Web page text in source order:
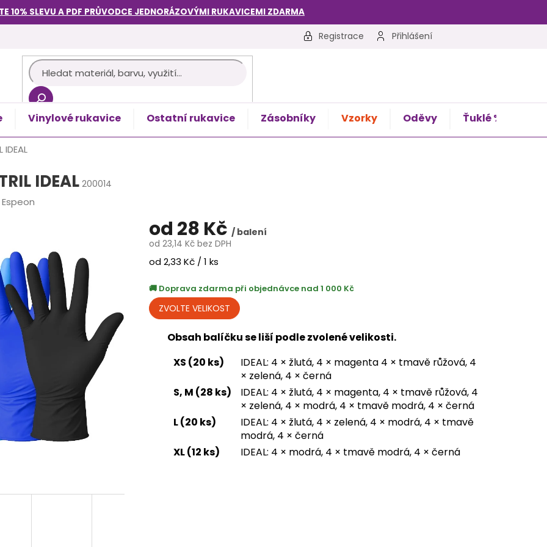
10% SLEVU A PDF PRŮVODCE JEDNORÁZOVÝMI RUKAVICEMI ZDARMA
Registrace Přihlášení
Vinylové rukavice Ostatní rukavice Zásobníky Vzorky Oděvy Ťuklé %
IDEAL 200014
Espeon
od 28 Kč / balení
od 23,14 Kč bez DPH
Měrná
od 2,33 Kč / 1 ks
Doprava zdarma při objednávce nad 1 000 Kč
Obsah balíčku se liší podle zvolené velikosti.
XS (20 ks)
IDEAL: 4 × žlutá, 4 × magenta 4 × tmavě růžová, 4
× zelená, 4 × černá
S, M (28 ks)
IDEAL: 4 × žlutá, 4 × magenta, 4 × tmavě růžová, 4
× zelená, 4 × modrá, 4 × tmavě modrá, 4 × černá
L (20 ks)
IDEAL: 4 × žlutá, 4 × zelená, 4 × modrá, 4 × tmavě
modrá, 4 × černá
XL (12 ks)
IDEAL: 4 × modrá, 4 × tmavě modrá, 4 × černá